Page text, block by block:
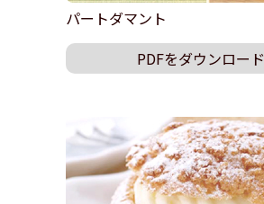
パートダマント
PDFをダウンロード